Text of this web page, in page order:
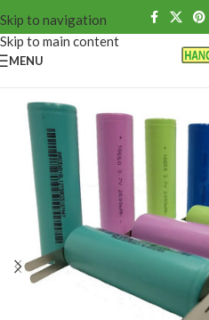
Skip to navigation
Skip to main content
MENU